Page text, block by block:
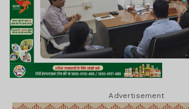
Advertisement